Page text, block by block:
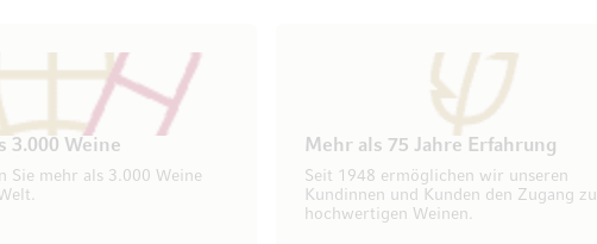
3.000 Weine
Sie mehr als 3.000 Weine
Mehr als 75 Jahre Erfahrung
Seit 1948 ermöglichen wir unseren
Kundinnen und Kunden den Zugang zu
hochwertigen Weinen.